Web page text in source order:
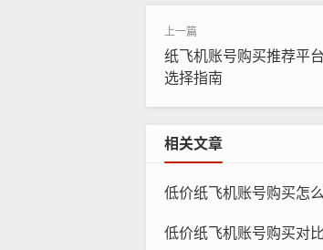
纸飞机账号购买推荐平
选择指南
相关文章
低价纸飞机账号购买怎
低价纸飞机账号购买对